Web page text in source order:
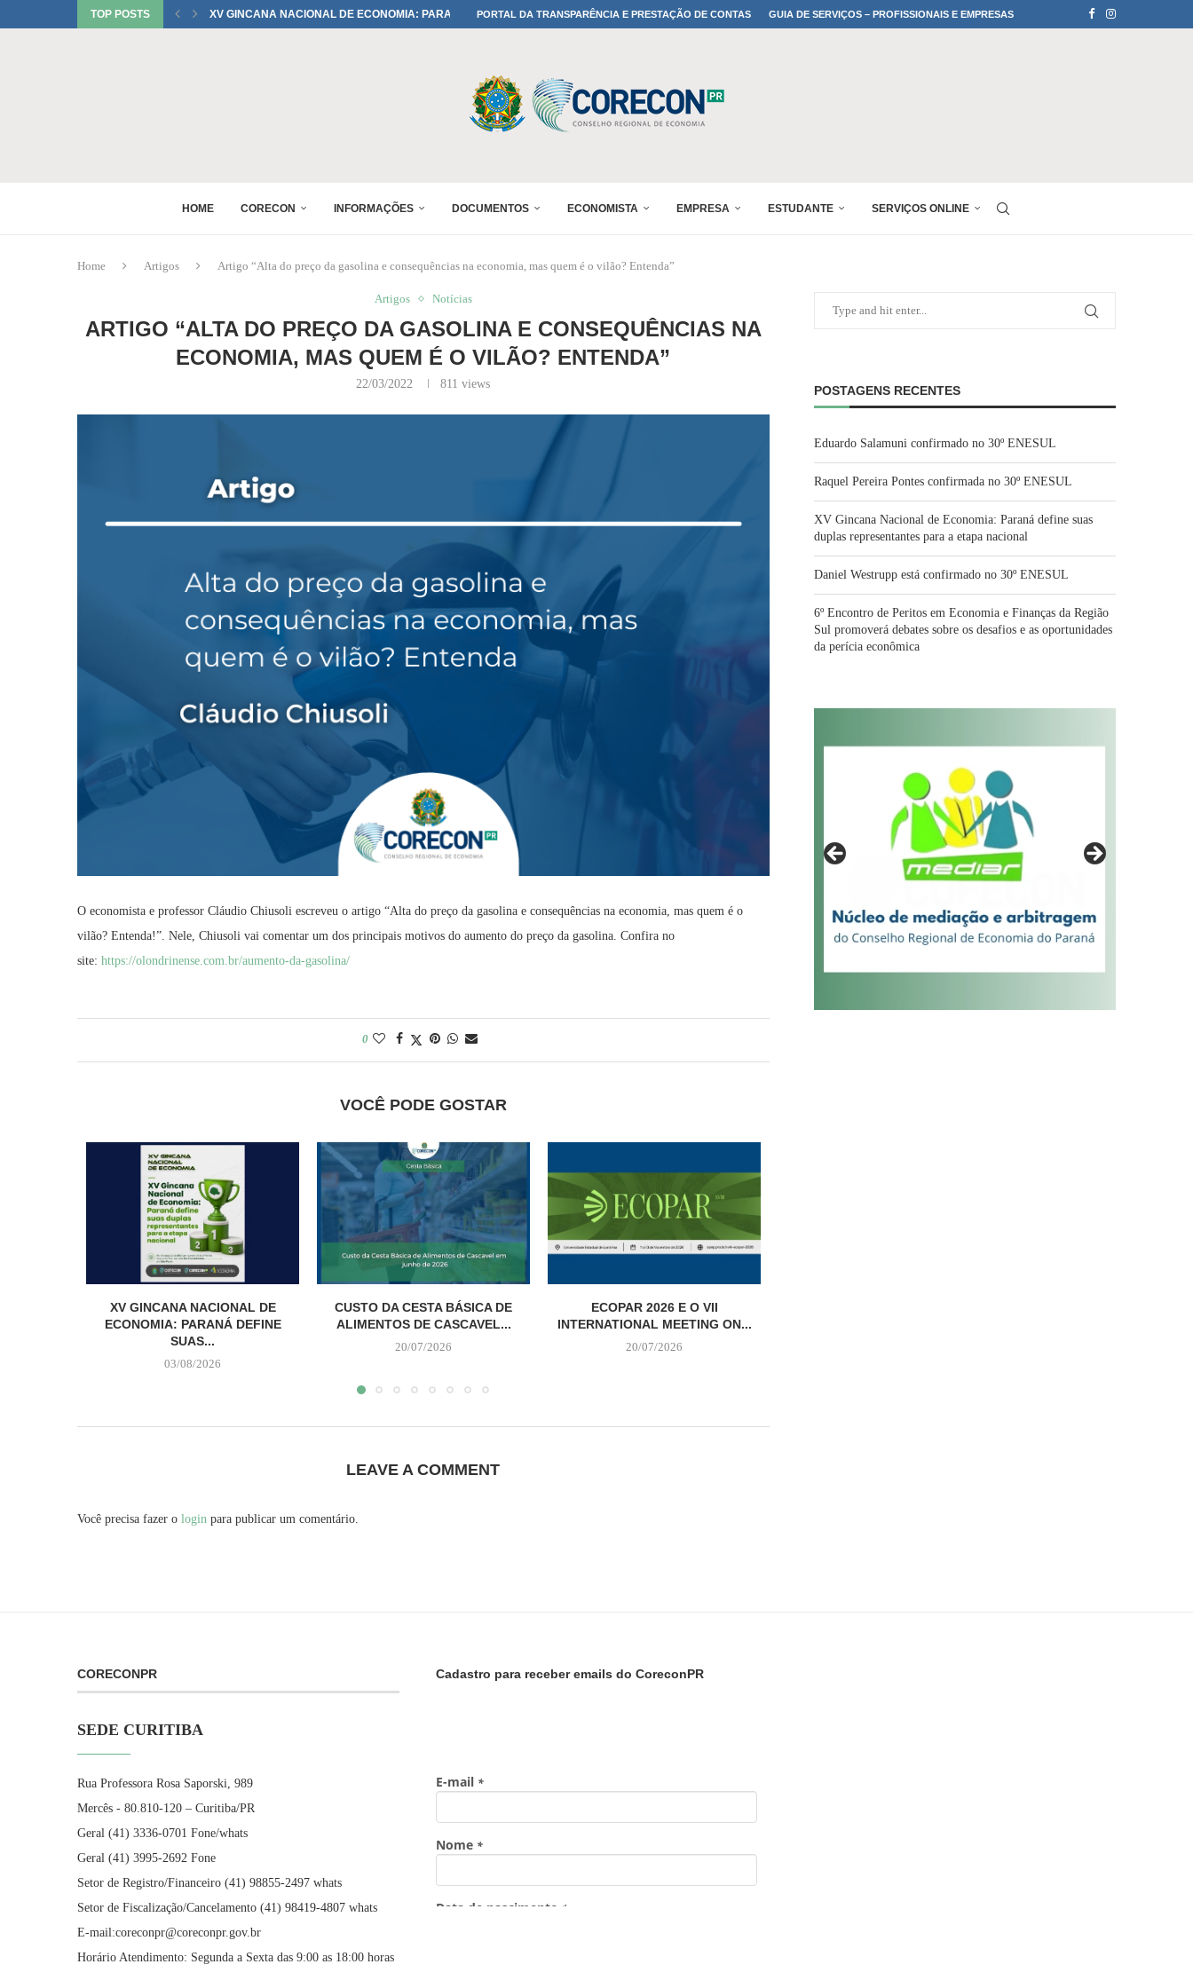
TOP POSTS XV GINCANA NACIONAL DE ECONOMIA: PARANÁ DEFINE SUAS...PORTAL DA TRANSPARÊNCIA E PRESTAÇÃO DE CONTAS GUIA DE SERVIÇOS – PROFISSIONAIS E EMPRESAS
HOME CORECON INFORMAÇÕES DOCUMENTOS ECONOMISTA EMPRESA ESTUDANTE SERVIÇOS ONLINE
Home Artigos Artigo “Alta do preço da gasolina e consequências na economia, mas quem é o vilão? Entenda”
Artigos Notícias
ARTIGO “ALTA DO PREÇO DA GASOLINA E CONSEQUÊNCIAS NA
ECONOMIA, MAS QUEM É O VILÃO? ENTENDA”
22/03/2022 811 views
O economista e professor Cláudio Chiusoli escreveu o artigo “Alta do preço da gasolina e consequências na economia, mas quem é o
vilão? Entenda!”. Nele, Chiusoli vai comentar um dos principais motivos do aumento do preço da gasolina. Confira no
site: https://olondrinense.com.br/aumento-da-gasolina/
0
VOCÊ PODE GOSTAR
XV GINCANA NACIONAL DE
ECONOMIA: PARANÁ DEFINE
SUAS...
03/08/2026
CUSTO DA CESTA BÁSICA DE
ALIMENTOS DE CASCAVEL...
20/07/2026
ECOPAR 2026 E O VII
INTERNATIONAL MEETING ON...
20/07/2026
LEAVE A COMMENT
Você precisa fazer o login para publicar um comentário.
POSTAGENS RECENTES
Eduardo Salamuni confirmado no 30º ENESUL
Raquel Pereira Pontes confirmada no 30º ENESUL
XV Gincana Nacional de Economia: Paraná define suas
duplas representantes para a etapa nacional
Daniel Westrupp está confirmado no 30º ENESUL
6º Encontro de Peritos em Economia e Finanças da Região
Sul promoverá debates sobre os desafios e as oportunidades
da perícia econômica
CORECONPR
SEDE CURITIBA
Rua Professora Rosa Saporski, 989
Mercês - 80.810-120 – Curitiba/PR
Geral (41) 3336-0701 Fone/whats
Geral (41) 3995-2692 Fone
Setor de Registro/Financeiro (41) 98855-2497 whats
Setor de Fiscalização/Cancelamento (41) 98419-4807 whats
E-mail:coreconpr@coreconpr.gov.br
Horário Atendimento: Segunda a Sexta das 9:00 as 18:00 horas
Cadastro para receber emails do CoreconPR